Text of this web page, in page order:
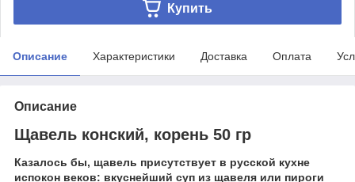
Купить
Описание Характеристики Доставка Оплата
Описание
Щавель конский, корень 50 гр
Казалось бы, щавель присутствует в русской кухне
испокон веков: вкуснейший суп из щавеля или пироги